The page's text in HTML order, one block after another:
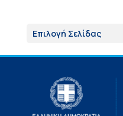
Επιλογή Σελίδας